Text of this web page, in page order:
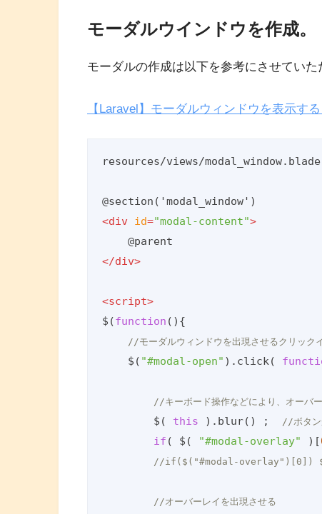
モーダルウインドウを作成。
モーダルの作成は以下を参考にさせていた
【Laravel】モーダルウィンドウを表示す
resources/views/
<div id="modal-content">
</div>
<script>
$(function ( ) {
//モーダルウィンドウを出現させるクリック
    $(
"#modal-open" ).click(
//キーボード操作などにより、オーバ
        $(
this ).blur() ; //ボタン
if ( $( "#modal-overlay" )[
//if($("#modal-overlay")[0])
//オーバーレイを出現させる